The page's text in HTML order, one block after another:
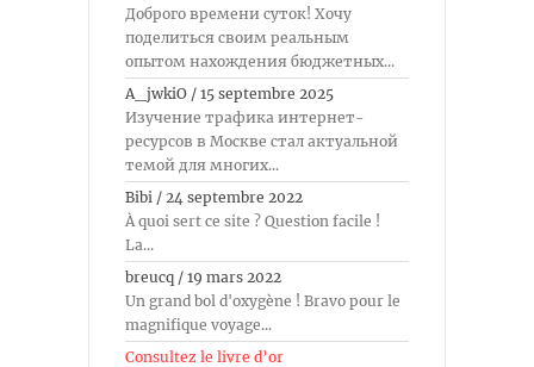
Доброго времени суток! Хочу
поделиться своим реальным
опытом нахождения бюджетных...
A_jwkiO / 15 septembre 2025
Изучение трафика интернет-
ресурсов в Москве стал актуальной
темой для многих...
Bibi / 24 septembre 2022
À quoi sert ce site ? Question facile !
La...
breucq / 19 mars 2022
Un grand bol d'oxygène ! Bravo pour le
magnifique voyage...
Consultez le livre d’or